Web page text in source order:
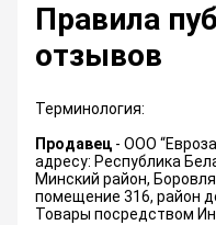
Покупателям
Программа
Политика в
для сайта https://
Политика обработки
Правила
отзывов
Терминология:
Продавец - ООО
адресу: Республика
Минский район,
помещение 316, район
Товары посредством